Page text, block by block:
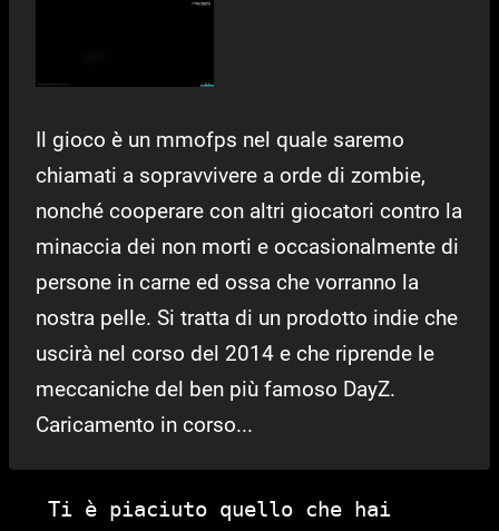
Il gioco è un mmofps nel quale saremo
chiamati a sopravvivere a orde di zombie,
nonché cooperare con altri giocatori contro la
minaccia dei non morti e occasionalmente di
persone in carne ed ossa che vorranno la
nostra pelle. Si tratta di un prodotto indie che
uscirà nel corso del 2014 e che riprende le
meccaniche del ben più famoso DayZ.
Caricamento in corso...
Ti è piaciuto quello che hai